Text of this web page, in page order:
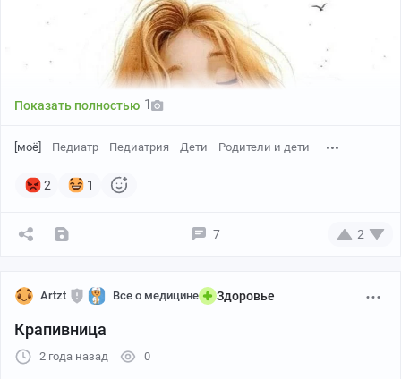
Показать полностью 1
[моё] Педиатр Педиатрия Дети Родители и дети
2 1
7 2
Artzt Все о медицине Здоровье
Крапивница
2 года назад 0